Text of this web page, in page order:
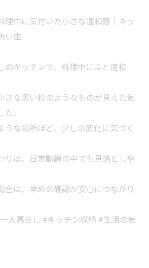
理中に気付いた小さな違和感｜キッ
い虫
のキッチンで、料理中にふと違和
さな黒い粒のようなものが見えた気
。
うな場所ほど、少しの変化に気づく
りは、日常動線の中でも見落としや
合は、早めの確認が安心につながり
人暮らし #キッチン収納 #生活の気